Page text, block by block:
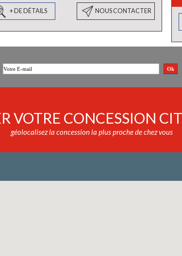
+ DE DÉTAILS NOUS CONTACTER
VOTRE CONCESSION
géolocalisez la concession la plus proche de chez vous